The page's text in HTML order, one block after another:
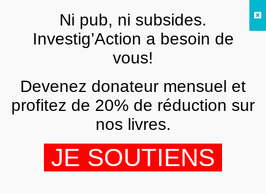
Pourquoi l'Iran ne commence-t-il pas
par rayer ses propres Juifs de la carte ?
MOUVEMENT DU 15 DÉCEMBRE 13 MARS 2008
Ni pub, ni subsides.
Investig’Action a besoin de
vous!
Devenez donateur mensuel et
profitez de 20% de réduction sur
nos livres.
JE SOUTIENS